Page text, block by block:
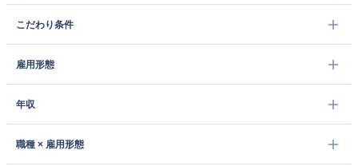
こだわり条件
雇用形態
年収
職種 × 雇用形態